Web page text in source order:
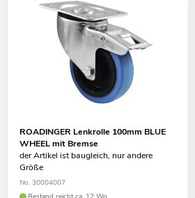
ROADINGER Lenkrolle 100mm BLUE
WHEEL mit Bremse
der Artikel ist baugleich, nur andere
Größe
No. 30004007